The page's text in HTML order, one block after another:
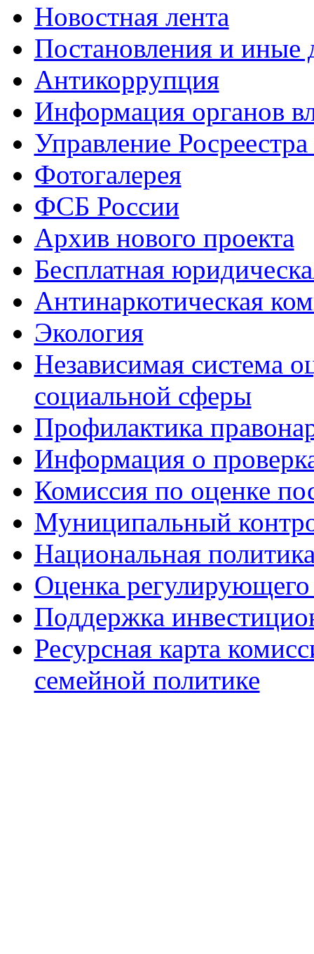
Новостная лента
Постановления и иные
Антикоррупция
Информация органов
Управление
Фотогалерея
ФСБ России
Архив нового проекта
Бесплатная
Антинаркотическая
Экология
Независимая система
социальной сферы
Профилактика
Информация о
Комиссия по оценке
Муниципальный
Национальная
Оценка регулирующего
Поддержка
Ресурсная карта
семейной политике